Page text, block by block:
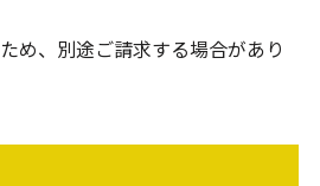
め、別途ご請求する場合があり